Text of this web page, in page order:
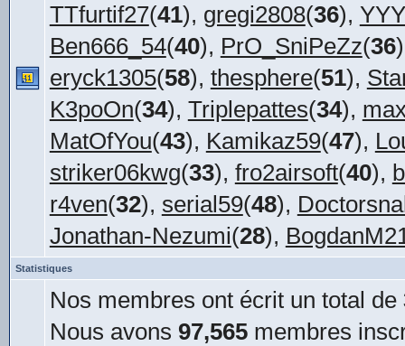
TTfurtif27(41), gregi2808(36),
Ben666_54(40), PrO_SniPeZz(36
eryck1305(58), thesphere(51),
K3poOn(34), Triplepattes(34),
MatOfYou(43), Kamikaz59(47),
striker06kwg(33), fro2airsoft(40),
r4ven(32), serial59(48),
Jonathan-Nezumi(28),
Statistiques
Nos membres ont écrit un total de
Nous avons 97,565membres